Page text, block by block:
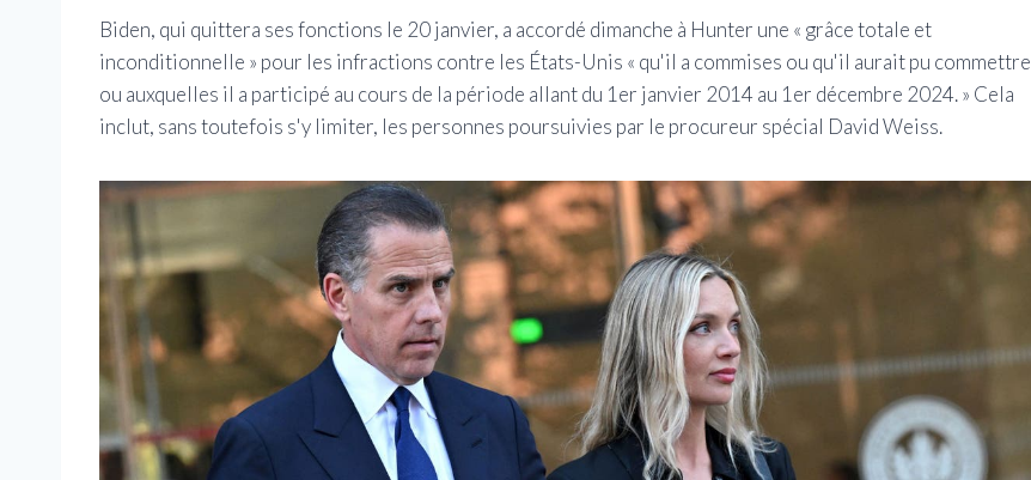
Biden, qui quittera ses fonctions le 20 janvier, a accordé dimanche à Hunter une « grâce totale et
inconditionnelle » pour les infractions contre les États-Unis « qu'il a commises ou qu'il aurait pu commettre
ou auxquelles il a participé au cours de la période allant du 1er janvier 2014 au 1er décembre 2024. » Cela
inclut, sans toutefois s'y limiter, les personnes poursuivies par le procureur spécial David Weiss.